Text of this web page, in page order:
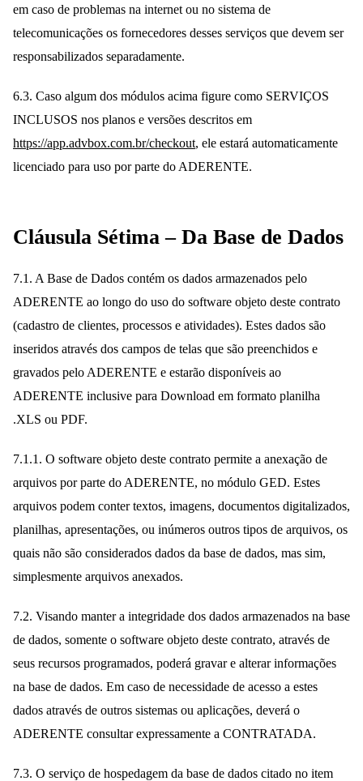
em caso de problemas na internet ou no sistema de
telecomunicações os fornecedores desses serviços que devem ser
responsabilizados separadamente.
6.3. Caso algum dos módulos acima figure como SERVIÇOS
INCLUSOS nos planos e versões descritos em
https://app.advbox.com.br/checkout, ele estará automaticamente
licenciado para uso por parte do ADERENTE.
Cláusula Sétima – Da Base de Dados
7.1. A Base de Dados contém os dados armazenados pelo
ADERENTE ao longo do uso do software objeto deste contrato
(cadastro de clientes, processos e atividades). Estes dados são
inseridos através dos campos de telas que são preenchidos e
gravados pelo ADERENTE e estarão disponíveis ao
ADERENTE inclusive para Download em formato planilha
.XLS ou PDF.
7.1.1. O software objeto deste contrato permite a anexação de
arquivos por parte do ADERENTE, no módulo GED. Estes
arquivos podem conter textos, imagens, documentos digitalizados,
planilhas, apresentações, ou inúmeros outros tipos de arquivos, os
quais não são considerados dados da base de dados, mas sim,
simplesmente arquivos anexados.
7.2. Visando manter a integridade dos dados armazenados na base
de dados, somente o software objeto deste contrato, através de
seus recursos programados, poderá gravar e alterar informações
na base de dados. Em caso de necessidade de acesso a estes
dados através de outros sistemas ou aplicações, deverá o
ADERENTE consultar expressamente a CONTRATADA.
7.3. O serviço de hospedagem da base de dados citado no item